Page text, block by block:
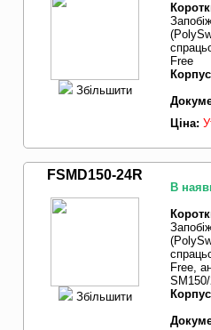
Збільшити
Free
Ціна:
FSMD150-24R
Збільшити
В
Free,